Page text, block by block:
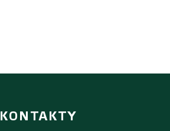
KONTAKTY